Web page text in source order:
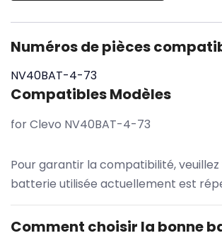
Numéros de pièces
NV40BAT-4-73
Compatibles Modèles
for Clevo NV40BAT-4-73
Pour garantir la compatibilité,
batterie utilisée actuellement est
Comment choisir la bonne